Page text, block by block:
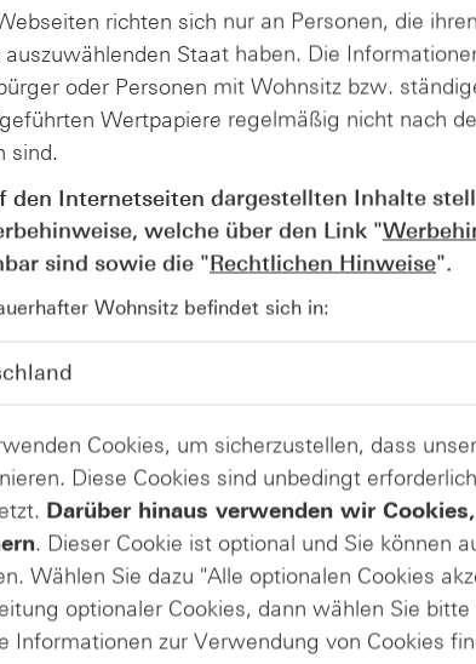
AUGUST
07
Rekordlaune? -
richten sich nur an Personen, die
Staat haben. Die
oder Personen mit Wohnsitz bzw.
Wertpapiere regelmäßig nicht nach
sind.
den Internetseiten dargestellten Inhalte
welche über den Link "
sind sowie die "Rechtlichen Hinweise".
Wohnsitz befindet sich in:
Cookies, um sicherzustellen, dass
Diese Cookies sind unbedingt
Darüber hinaus verwenden wir
. Dieser Cookie ist optional und Sie können
Wählen Sie dazu "Alle optionalen Cookies
optionaler Cookies, dann wählen Sie
Informationen zur Verwendung von Cookies